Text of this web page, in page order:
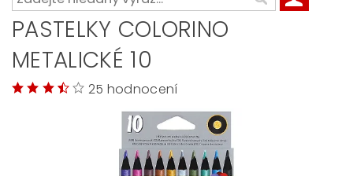
PASTELKY COLORINO
METALICKÉ 10
25 hodnocení